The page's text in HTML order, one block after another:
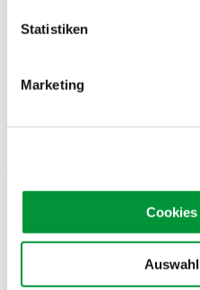
Statistiken
Marketing
Ca. 200 ml Milch
100 ml Sahne
Salz
4-6 Stück Pak Choi der
Pfeffer aus der Mühle